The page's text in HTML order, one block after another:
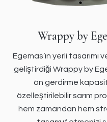
Wrappy by
Egemas’ın yerli tasarımı
geliştirdiği Wrappy by
ön gerdirme
özelleştirilebilir sarım
hem zamandan hem